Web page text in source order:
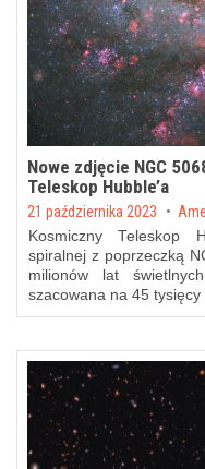
Nowe zdjęcie NGC
Teleskop Hubble’a
Posted on
21 października 2023 by
Kosmiczny Teleskop
spiralnej z poprzeczką
milionów lat
szacowana na 45